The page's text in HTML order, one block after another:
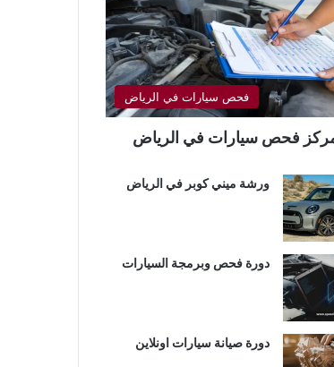
فحص سيارات في الرياض
فحص سيارات في الرياض
ورشة ميني كوبر في الرياض
دورة فحص وبرمجة السيارات
دورة صيانة سيارات اونلاين